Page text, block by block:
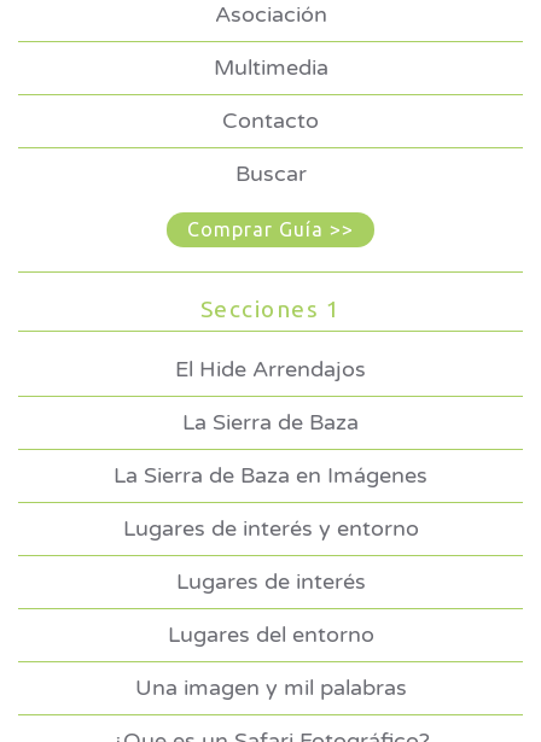
Asociación
Multimedia
Contacto
Buscar
Comprar Guía >>
Secciones 1
El Hide Arrendajos
La Sierra de Baza
La Sierra de Baza en Imágenes
Lugares de interés y entorno
Lugares de interés
Lugares del entorno
Una imagen y mil palabras